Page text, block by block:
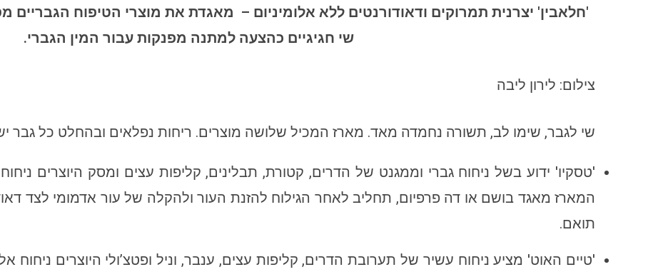
'חלאבין' יצרנית תמרוקים ודאודורנטים ללא אלומיניום – מאגדת את מוצרי הטיפוח הגבריים
שי חגיגיים כהצעה למתנה מפנקות עבור המין הגברי.
צילום: לירון ליבה
שי לגבר, שימו לב, תשורה נחמדה מאד. מארז המכיל שלושה מוצרים. ריחות נפלאים ובהחלט כל גבר
'טסקיו' ידוע בשל ניחוח גברי וממגנט של הדרים, קטורת, תבלינים, קליפות עצים ומסק היוצרים
המארז מאגד בושם או דה פרפיום, תחליב לאחר הגילוח להזנת העור ולהקלה של עור אדמומי לצד
תואם.
'טיים האוט' מציע ניחוח עשיר של תערובת הדרים, קליפות עצים, ענבר, וניל ופטצ’ולי היוצרים ניחוח